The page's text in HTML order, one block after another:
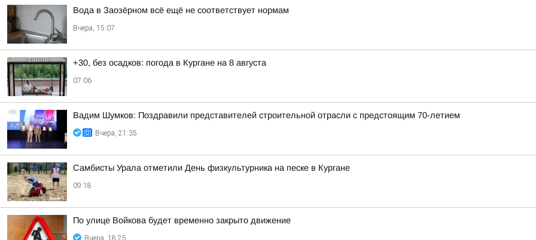
Вода в Заозёрном всё ещё не соответствует нормам
Вчера, 15:07
+30, без осадков: погода в Кургане на 8 августа
07:06
Вадим Шумков: Поздравили представителей строительной отрасли с предстоящим 70-летием
Вчера, 21:35
Самбисты Урала отметили День физкультурника на песке в Кургане
09:18
По улице Войкова будет временно закрыто движение
Вчера, 18:25